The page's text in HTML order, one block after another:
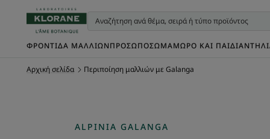
ΦΡΟΝΤΊΔΑ ΜΑΛΛΙΏΝΠΡΌΣΩΠΟΣΏΜΑΜΩΡΌ ΚΑΙ ΠΑΙΔΊ
Αρχική σελίδα Περιποίηση μαλλιών με Galanga
ALPINIA GALANGA